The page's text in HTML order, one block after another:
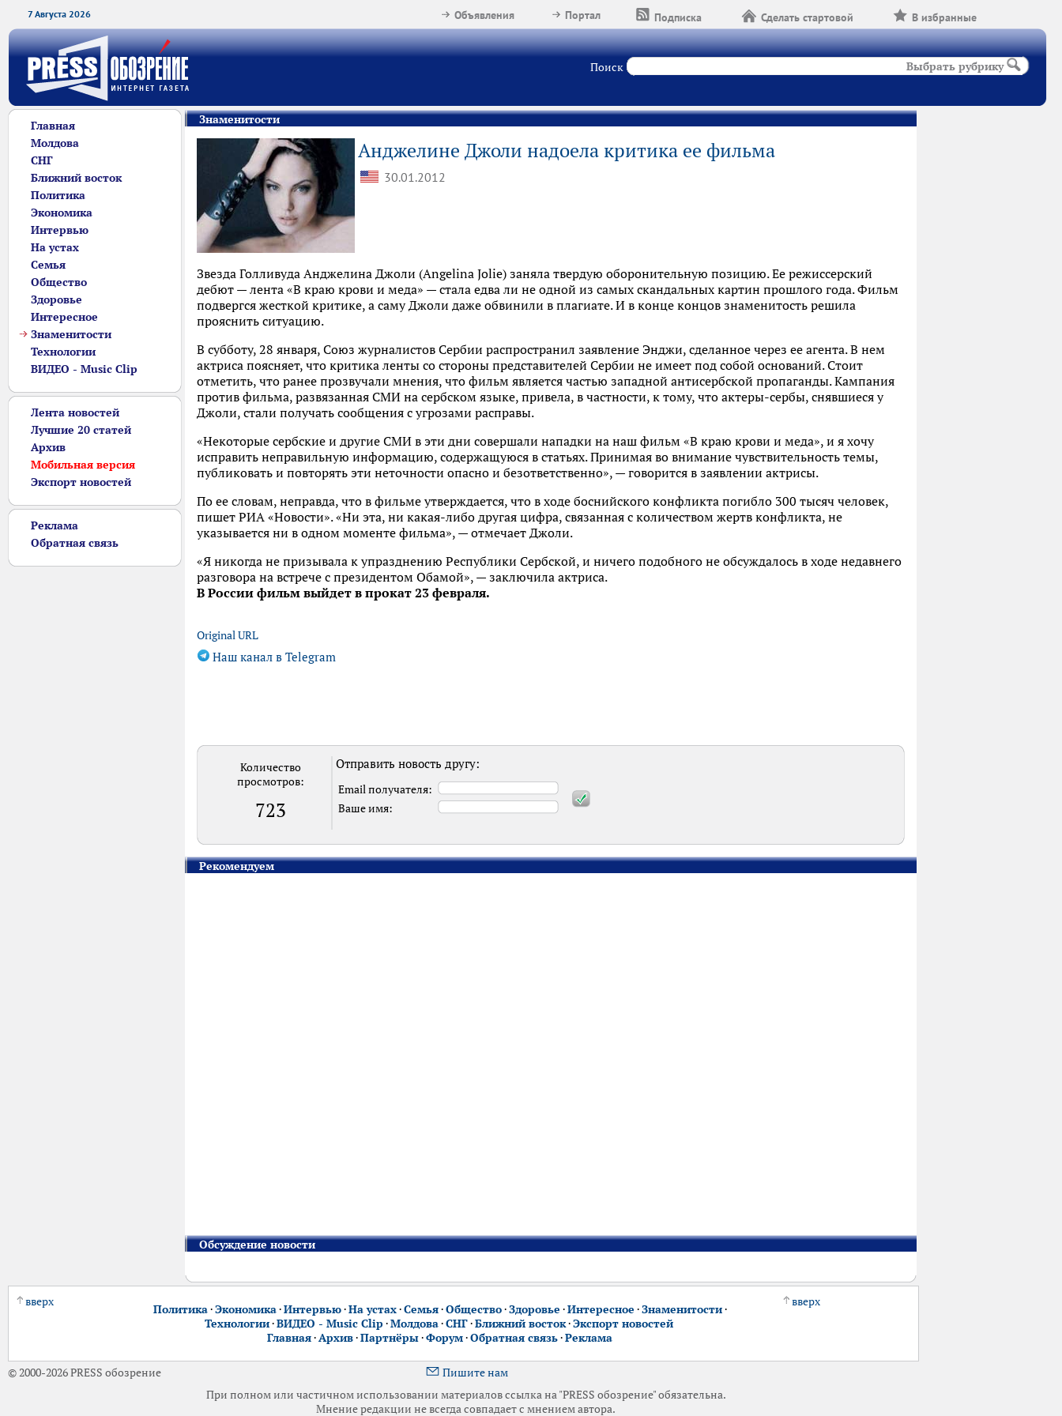
7 Августа 2026 В избранные
Сделать стартовой
Подписка
Портал
Объявления
Поиск Выбрать рубрику
Главная
Молдова
СНГ
Ближний восток
Политика
Экономика
Интервью
На устах
Семья
Общество
Здоровье
Интересное
Знаменитости
Технологии
ВИДЕО - Music Clip
Лента новостей
Лучшие 20 статей
Архив
Мобильная версия
Экспорт новостей
Реклама
Обратная связь
Знаменитости
Анджелине Джоли надоела критика ее фильма
30.01.2012
Звезда Голливуда Анджелина Джоли (Angelina Jolie) заняла твердую оборонительную позицию. Ее режиссерский
дебют — лента «В краю крови и меда» — стала едва ли не одной из самых скандальных картин прошлого года. Фильм
подвергся жесткой критике, а саму Джоли даже обвинили в плагиате. И в конце концов знаменитость решила
прояснить ситуацию.
В субботу, 28 января, Союз журналистов Сербии распространил заявление Энджи, сделанное через ее агента. В нем
актриса поясняет, что критика ленты со стороны представителей Сербии не имеет под собой оснований. Стоит
отметить, что ранее прозвучали мнения, что фильм является частью западной антисербской пропаганды. Кампания
против фильма, развязанная СМИ на сербском языке, привела, в частности, к тому, что актеры-сербы, снявшиеся у
Джоли, стали получать сообщения с угрозами расправы.
«Некоторые сербские и другие СМИ в эти дни совершали нападки на наш фильм «В краю крови и меда», и я хочу
исправить неправильную информацию, содержащуюся в статьях. Принимая во внимание чувствительность темы,
публиковать и повторять эти неточности опасно и безответственно», — говорится в заявлении актрисы.
По ее словам, неправда, что в фильме утверждается, что в ходе боснийского конфликта погибло 300 тысяч человек,
пишет РИА «Новости». «Ни эта, ни какая-либо другая цифра, связанная с количеством жертв конфликта, не
указывается ни в одном моменте фильма», — отмечает Джоли.
«Я никогда не призывала к упразднению Республики Сербской, и ничего подобного не обсуждалось в ходе недавнего
разговора на встрече с президентом Обамой», — заключила актриса.
В России фильм выйдет в прокат 23 февраля.
Original URL
Наш канал в Telegram
Количество
просмотров:
723
Отправить новость другу:
Email получателя:
Ваше имя:
Рекомендуем
Обсуждение новости
вверх
Политика·Экономика·Интервью·На устах·Семья·Общество·Здоровье ·Интересное ·Знаменитости·
Технологии·ВИДЕО - Music Clip ·Молдова·СНГ·Ближний восток·Экспорт новостей
Главная·Архив·Партнёры·Форум·Обратная связь·Реклама
вверх
© 2000-2026 PRESS обозрение
Пишите нам
При полном или частичном использовании материалов ссылка на "PRESS обозрение" обязательна.
Мнение редакции не всегда совпадает с мнением автора.